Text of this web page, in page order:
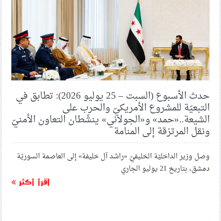
حدث الأسبوع (السبت – 25 يوليو 2026): تطابق في
التبعيّة للمشروع الأمريكيّ والحرب على
الشيعة..«حمد» و«الجولاني» ينشّطان التعاون الأمنيّ
ونقل المرتزقة إلى المنامة
وصل وزير الداخليّة الخليفيّ «راشد آل خليفة» إلى العاصمة السوريّة
دمشق، بتاريخ 21 يوليو الجاري
اقرأ أكثر